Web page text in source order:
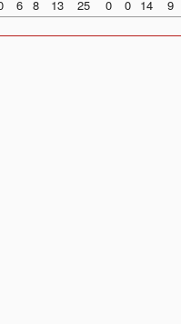
6 8 13 25 0 0 14 9